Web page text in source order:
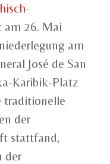
am 26. Mai
am
José de San
Karibik-Platz
traditionelle
der
stattfand,
der